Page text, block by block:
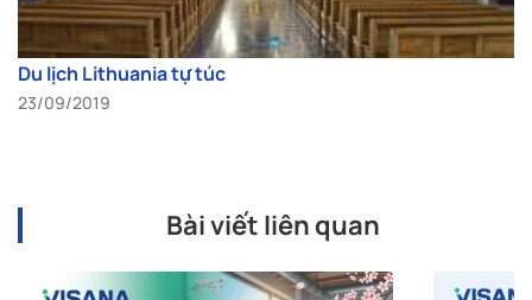
Du lịch Lithuania tự túc
23/09/2019
Bài viết liên quan